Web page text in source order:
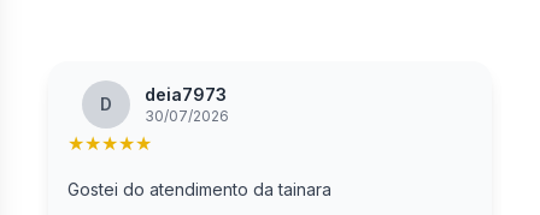
D deia7973
30/07/2026
★★★★★
Gostei do atendimento da tainara